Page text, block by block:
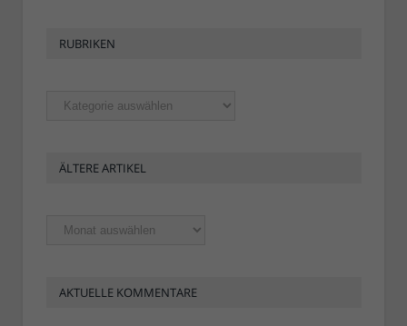
RUBRIKEN
Rubriken
ÄLTERE ARTIKEL
Ältere
Artikel
AKTUELLE KOMMENTARE